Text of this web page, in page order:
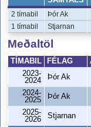
2 tímabil Þór Ak
1 tímabil
Stjarnan
Meðaltöl
TÍMABIL FÉLAG
2023-
2024
Þór Ak
2024-
2025
Þór Ak
2025-
2026
Stjarnan